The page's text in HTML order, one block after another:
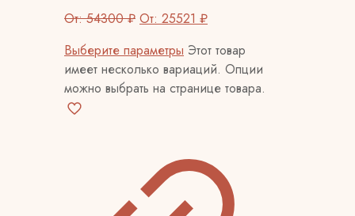
От:54300₽ От: 25521 ₽
Выберите параметры Этот товар
имеет несколько вариаций. Опции
можно выбрать на странице товара.